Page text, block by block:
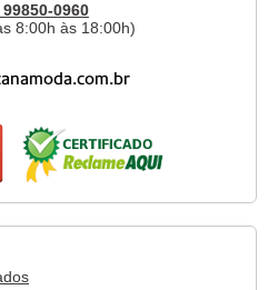
99850-0960
8:00h às 18:00h)